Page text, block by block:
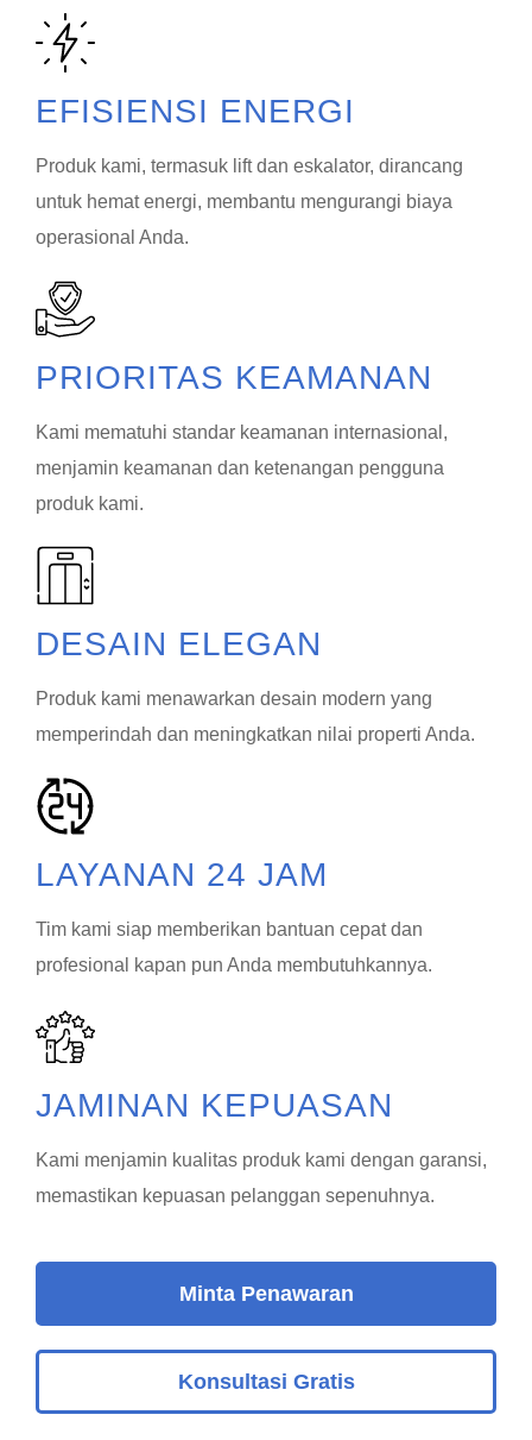
EFISIENSI ENERGI
Produk kami, termasuk lift dan eskalator, dirancang
untuk hemat energi, membantu mengurangi biaya
operasional Anda.
PRIORITAS KEAMANAN
Kami mematuhi standar keamanan internasional,
menjamin keamanan dan ketenangan pengguna
produk kami.
DESAIN ELEGAN
Produk kami menawarkan desain modern yang
memperindah dan meningkatkan nilai properti Anda.
LAYANAN 24 JAM
Tim kami siap memberikan bantuan cepat dan
profesional kapan pun Anda membutuhkannya.
JAMINAN KEPUASAN
Kami menjamin kualitas produk kami dengan garansi,
memastikan kepuasan pelanggan sepenuhnya.
Minta Penawaran
Konsultasi Gratis